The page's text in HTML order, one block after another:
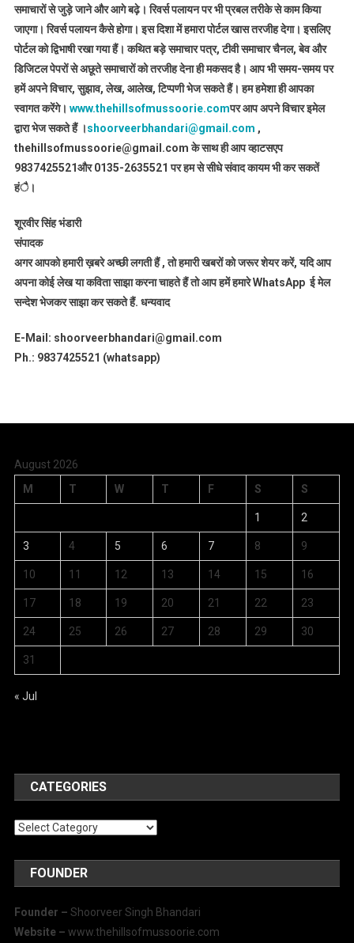
समाचारों से जुड़े जाने और आगे बढ़े। रिवर्स पलायन पर भी प्रबल तरीके से काम किया
जाएगा। रिवर्स पलायन कैसे होगा। इस दिशा में हमारा पोर्टल खास तरजीह देगा। इसलिए
पोर्टल को द्विभाषी रखा गया हैं। कथित बड़े समाचार पत्र, टीवी समाचार चैनल, बेव और
डिजिटल पेपरों से अछूते समाचारों को तरजीह देना ही मकसद है। आप भी समय-समय पर
हमें अपने विचार, सुझाव, लेख, आलेख, टिप्पणी भेज सकते हैं। हम हमेशा ही आपका
स्वागत करेंगे। www.thehillsofmussoorie.comपर आप अपने विचार इमेल
द्वारा भेज सकते हैं ।shoorveerbhandari@gmail.com ,
thehillsofmussoorie@gmail.com के साथ ही आप व्हाटसएप
9837425521और 0135-2635521 पर हम से सीधे संवाद कायम भी कर सकतें
हंै।
शूरवीर सिंह भंडारी
संपादक
अगर आपको हमारी ख़बरे अच्छी लगती हैं , तो हमारी खबरों को जरूर शेयर करें, यदि आप
अपना कोई लेख या कविता साझा करना चाहते हैं तो आप हमें हमारे WhatsApp ई मेल
सन्देश भेजकर साझा कर सकते हैं. धन्यवाद
E-Mail: shoorveerbhandari@gmail.com
Ph.: 9837425521 (whatsapp)
August 2026
M
T W T F S S
1 2
3 4 5 6 7 8 9
10 11 12 13 14 15 16
17 18 19 20 21 22 23
24 25 26 27 28 29 30
31
« Jul
CATEGORIES
Categories
FOUNDER
Founder – Shoorveer Singh Bhandari
Website – www.thehillsofmussoorie.com